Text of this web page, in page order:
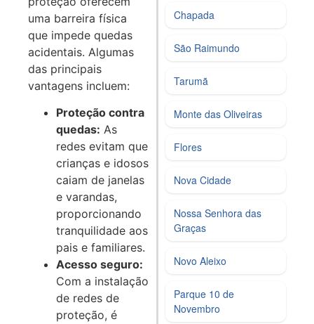
uma barreira física
que impede quedas
acidentais. Algumas
das principais
vantagens incluem:
Proteção contra
quedas: As
redes evitam que
crianças e idosos
caiam de janelas
e varandas,
proporcionando
tranquilidade aos
pais e familiares.
Acesso seguro:
Com a instalação
de redes de
proteção, é
Chapada
São Raimundo
Tarumã
Monte das Oliveiras
Flores
Nova Cidade
Nossa Senhora das
Graças
Novo Aleixo
Parque 10 de
Novembro